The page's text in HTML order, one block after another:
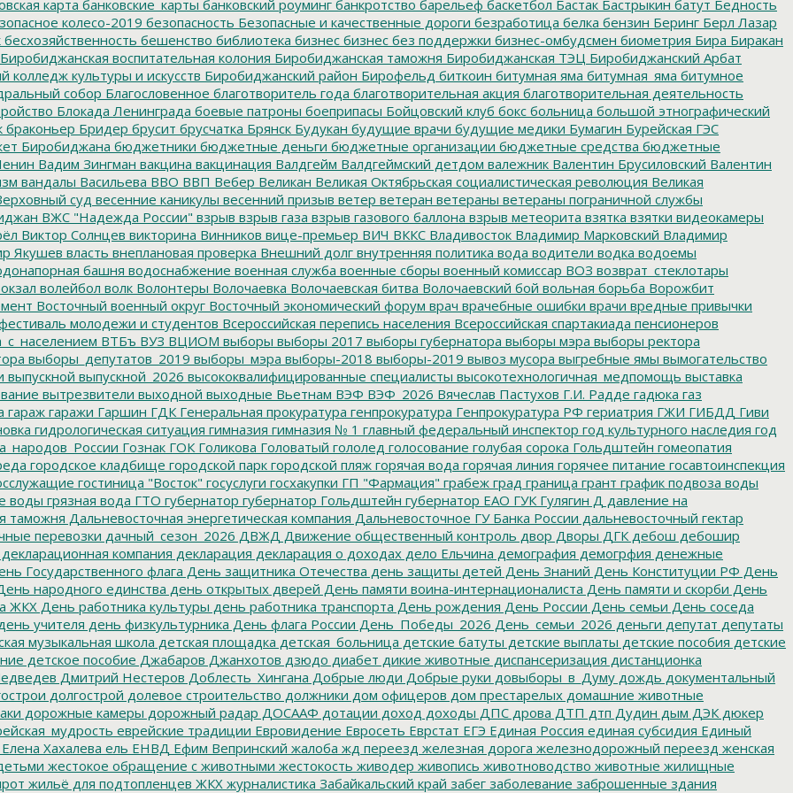
карта банковские_карты банковский роуминг банкротство барельеф баскетбол Бастак Бастрыкин батут Бедность
колесо-2019 безопасность Безопасные и качественные дороги безработица белка бензин Беринг Берл Лазар
бесхозяйственность бешенство библиотека бизнес бизнес без поддержки бизнес-омбудсмен биометрия Бира Биракан
воспитательная колония Биробиджанская таможня Биробиджанская ТЭЦ Биробиджанский Арбат
колледж культуры и искусств Биробиджанский район Бирофельд биткоин битумная яма битумная_яма битумное
собор Благословенное благотворитель года благотворительная акция благотворительная деятельность
Блокада Ленинграда боевые патроны боеприпасы Бойцовский клуб бокс больница большой этнографический
браконьер Бридер брусит брусчатка Брянск Будукан будущие врачи будущие медики Бумагин Бурейская ГЭС
Биробиджана бюджетники бюджетные деньги бюджетные организации бюджетные средства бюджетные
Вадим Зингман вакцина вакцинация Валдгейм Валдгеймский детдом валежник Валентин Брусиловский Валентин
вандалы Васильева ВВО ВВП Вебер Великан Великая Октябрьская социалистическая революция Великая
суд весенние каникулы весенний призыв ветер ветеран ветераны ветераны пограничной службы
ВЖС "Надежда России" взрыв взрыв газа взрыв газового баллона взрыв метеорита взятка взятки видеокамеры
Виктор Солнцев викторина Винников вице-премьер ВИЧ ВККС Владивосток Владимир Марковский Владимир
Якушев власть внеплановая проверка Внешний долг внутренняя политика вода водители водка водоемы
башня водоснабжение военная служба военные сборы военный комиссар ВОЗ возврат_стеклотары
волейбол волк Волонтеры Волочаевка Волочаевская битва Волочаевский бой вольная борьба Ворожбит
Восточный военный округ Восточный экономический форум врач врачебные ошибки врачи вредные привычки
молодежи и студентов Всероссийская перепись населения Всероссийская спартакиада пенсионеров
ВТБъ ВУЗ ВЦИОМ выборы выборы 2017 выборы губернатора выборы мэра выборы ректора
выборы_депутатов_2019 выборы_мэра выборы-2018 выборы-2019 вывоз мусора выгребные ямы вымогательство
выпускной выпускной_2026 высококвалифицированные специалисты высокотехнологичная_медпомощь выставка
вытрезвители выходной выходные Вьетнам ВЭФ ВЭФ_2026 Вячеслав Пастухов Г.И. Радде гадюка газ
гараж гаражи Гаршин ГДК Генеральная прокуратура генпрокуратура Генпрокуратура РФ гериатрия ГЖИ ГИБДД Гиви
гидрологическая ситуация гимназия гимназия № 1 главный федеральный инспектор год культурного наследия год
Гознак ГОК Голикова Головатый гололед голосование голубая сорока Гольдштейн гомеопатия
городское кладбище городской парк городской пляж горячая вода горячая линия горячее питание госавтоинспекция
гостиница "Восток" госуслуги госхакупки ГП "Фармация" грабеж град граница грант график подвоза воды
воды грязная вода ГТО губернатор губернатор Гольдштейн губернатор ЕАО ГУК Гулягин Д давление на
таможня Дальневосточная энергетическая компания Дальневосточное ГУ Банка России дальневосточный гектар
перевозки дачный_сезон_2026 ДВЖД Движение общественный контроль двор Дворы ДГК дебош дебошир
компания декларация декларация о доходах дело Ельчина демография демогрфия денежные
Государственного флага День защитника Отечества день защиты детей День Знаний День Конституции РФ День
народного единства день открытых дверей День памяти воина-интернационалиста День памяти и скорби День
ЖКХ День работника культуры день работника транспорта День рождения День России День семьи День соседа
учителя день физкультурника День флага России День_Победы_2026 День_семьи_2026 деньги депутат депутаты
музыкальная школа детская площадка детская_больница детские батуты детские выплаты детские пособия детские
детское пособие Джабаров Джанхотов дзюдо диабет дикие животные диспансеризация дистанционка
Дмитрий Нестеров Доблесть_Хингана Добрые люди Добрые руки довыборы_в_Думу дождь документальный
долгострой долевое строительство должники дом офицеров дом престарелых домашние животные
дорожные камеры дорожный радар ДОСААФ дотации доход доходы ДПС дрова ДТП дтп Дудин дым ДЭК дюкер
еврейские традиции Евровидение Евросеть Еврстат ЕГЭ Единая Россия единая субсидия Единый
Хахалева ель ЕНВД Ефим Вепринский жалоба жд переезд железная дорога железнодорожный переезд женская
жестокое обращение с животными жестокость живодер живопись животноводство животные жилищные
жильё для подтопленцев ЖКХ журналистика Забайкальский край забег заболевание заброшенные здания